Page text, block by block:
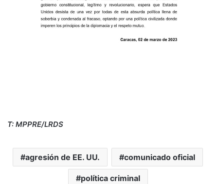
T: MPPRE/LRDS
agresión de EE. UU. comunicado oficial
política criminal